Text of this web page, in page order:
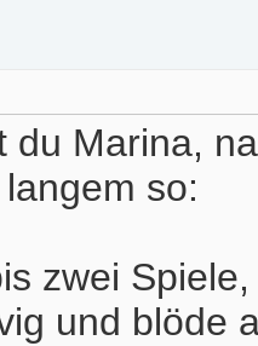
du Marina,
so:
zwei
und blöde